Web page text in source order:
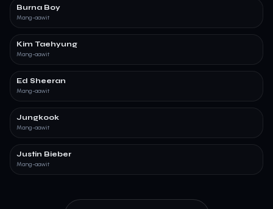
Burna Boy
Mang-aawit
Kim Taehyung
Mang-aawit
Ed Sheeran
Mang-aawit
Jungkook
Mang-aawit
Justin Bieber
Mang-aawit